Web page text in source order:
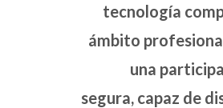
tecnología
ámbito
una
segura, capaz de